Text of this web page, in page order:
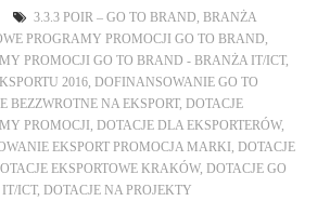
3.3.3 POIR – GO TO BRAND
BRANŻA
PROGRAMY PROMOCJI GO TO BRAND
PROMOCJI GO TO BRAND - BRANŻA IT/ICT,
2016
DOFINANSOWANIE GO TO
BEZZWROTNE NA EKSPORT,
DOTACJE
PROMOCJI
DOTACJE DLA EKSPORTERÓW,
EKSPORT PROMOCJA MARKI
DOTACJE
EKSPORTOWE KRAKÓW,
DOTACJE GO
IT/ICT,
DOTACJE NA PROJEKTY